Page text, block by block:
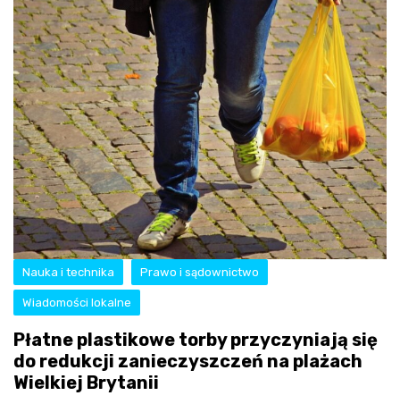
Nauka i technika Prawo i sądownictwo
Wiadomości lokalne
Płatne plastikowe torby przyczyniają się
do redukcji zanieczyszczeń na plażach
Wielkiej Brytanii